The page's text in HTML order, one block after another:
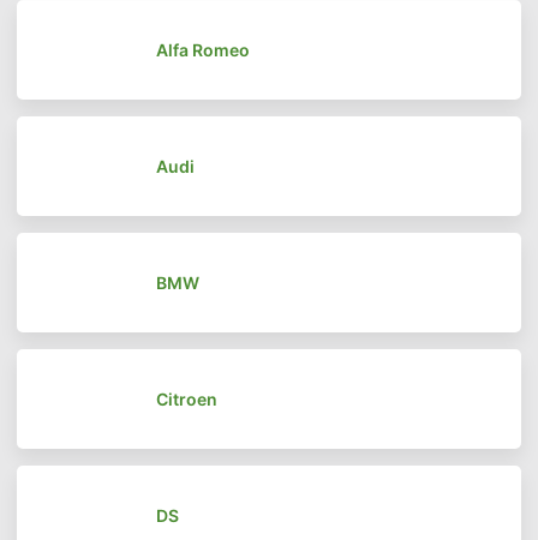
Alfa Romeo
Audi
BMW
Citroen
DS